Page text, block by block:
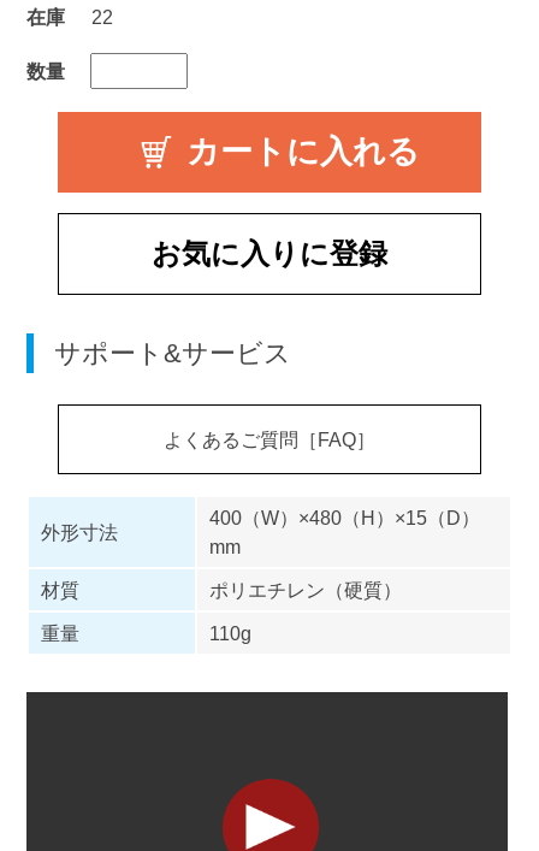
在庫 22
数量
お気に入りに登録
サポート&サービス
よくあるご質問［FAQ］
外形寸法
400（W）×480（H）×15（D）
mm
材質
ポリエチレン（硬質）
重量
110g